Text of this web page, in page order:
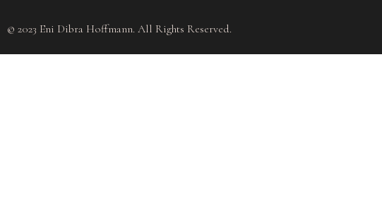
© 2023 Eni Dibra Hoffmann. All Rights Reserved.